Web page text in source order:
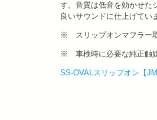
す。音質は低音を効かせた
良いサウンドに仕上げてい
※ スリップオンマフラー
※ 車検時に必要な純正触
SS-OVALスリップオン【